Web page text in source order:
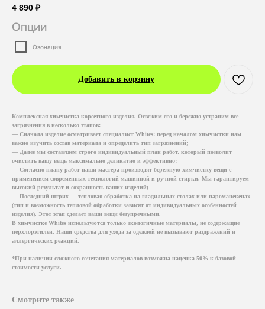
4 890 ₽
Опции
Озонация
Добавить в корзину
Комплексная химчистка корсетного изделия. Освежим его и бережно устраним все
загрязнения в несколько этапов:
— Сначала изделие осматривает специалист Whites: перед началом химчистки нам
важно изучить состав материала и определить тип загрязнений;
— Далее мы составляем строго индивидуальный план работ, который позволит
очистить вашу вещь максимально деликатно и эффективно;
— Согласно плану работ наши мастера производят бережную химчистку вещи с
применением современных технологий машинной и ручной стирки. Мы гарантируем
высокий результат и сохранность ваших изделий;
— Последний штрих — тепловая обработка на гладильных столах или пароманекенах
(тип и возможность тепловой обработки зависят от индивидуальных особенностей
изделия). Этот этап сделает ваши вещи безупречными.
В химчистке Whites используются только экологичные материалы, не содержащие
перхлорэтилен. Наши средства для ухода за одеждой не вызывают раздражений и
аллергических реакций.
*При наличии сложного сочетания материалов возможна наценка 50% к базовой
стоимости услуги.
Смотрите также